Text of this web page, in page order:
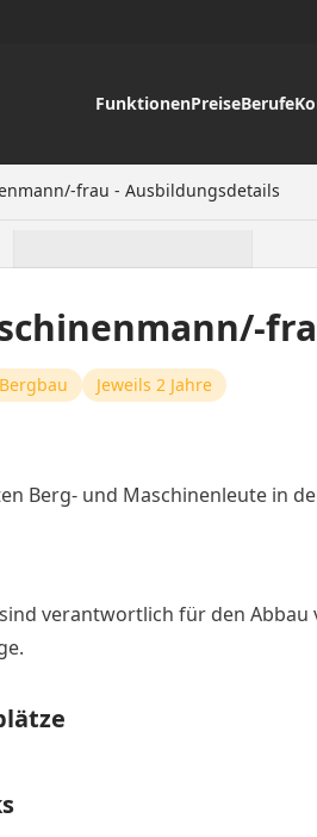
FunktionenPreiseBerufe
frau - Ausbildungsdetails
Bergbau Jeweils 2 Jahre
Berg- und Maschinenleute in
verantwortlich für den